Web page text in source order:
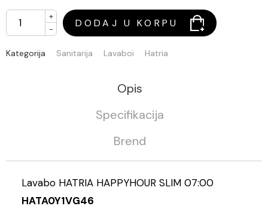
+
-
DODAJ U KORPU
Kategorija Sanitarija Lavaboi Hatria
Opis
Specifikacija
Brend
Lavabo HATRIA HAPPYHOUR SLIM 07:00
HATA0Y1VG46